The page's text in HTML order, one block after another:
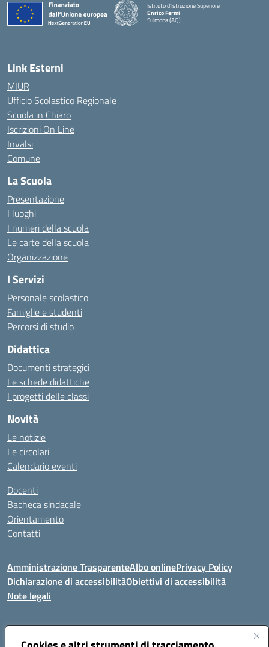
Istituto d'Istruzione Superiore
Enrico Fermi
Sulmona (AQ)
— Visita la pagina iniziale della scuola
Link Esterni
MIUR
Ufficio Scolastico Regionale
Scuola in Chiaro
Iscrizioni On Line
Invalsi
Comune
La Scuola
Presentazione
I luoghi
I numeri della scuola
Le carte della scuola
Organizzazione
I Servizi
Personale scolastico
Famiglie e studenti
Percorsi di studio
Didattica
Documenti strategici
Le schede didattiche
I progetti delle classi
Novità
Le notizie
Le circolari
Calendario eventi
Docenti
Bacheca sindacale
Orientamento
Contatti
Amministrazione TrasparenteAlbo onlinePrivacy Policy
Dichiarazione di accessibilitàObiettivi di accessibilità
Note legali
Indirizzo:Viale P. Togliatti snc 67039 Sulmona (AQ)